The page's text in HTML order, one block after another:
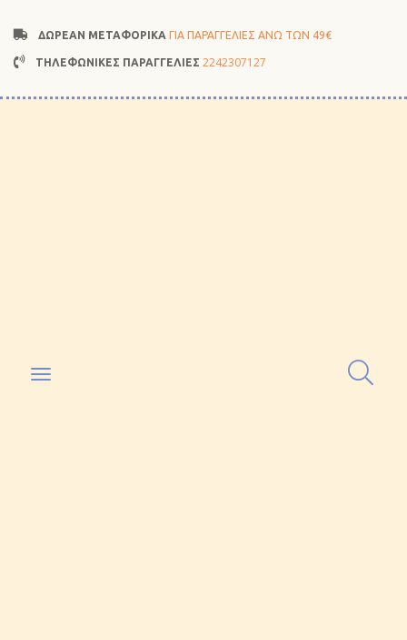
ΔΩΡΕΑΝ ΜΕΤΑΦΟΡΙΚΑ ΓΙΑ ΠΑΡΑΓΓΕΛΙΕΣ ΑΝΩ ΤΩΝ 49€
ΤΗΛΕΦΩΝΙΚΕΣ ΠΑΡΑΓΓΕΛΙΕΣ 2242307127
Toggle